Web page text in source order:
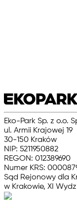
Eko-Park Sp. z o.o.
ul. Armii Krajowej 19
30-150 Kraków
NIP: 5211950882
REGON: 012389690
Numer KRS:
Sąd Rejonowy dla
w Krakowie, XI